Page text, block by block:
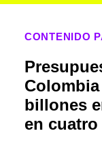
CONTENIDO
billones
en